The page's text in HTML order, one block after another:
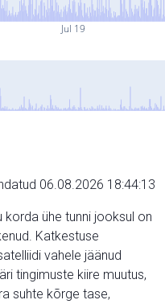
Jul 19
06.08.2026 18:44:13
ühe tunni jooksul on
Katkestuse
vahele jäänud
tingimuste kiire muutus,
suhte kõrge tase,